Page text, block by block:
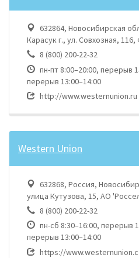
632864, Новосибирская
Карасук г., ул. Совхозная,
8 (800) 200-22-32
пн-пт 8:00–20:00, перерыв
перерыв 13:00–14:00
http://www.westernunion.ru
Western Union
632868, Россия,
улица Кутузова, 15, АО
8 (800) 200-22-32
пн-сб 8:30–16:00, перерыв
перерыв 13:00–14:00
https://